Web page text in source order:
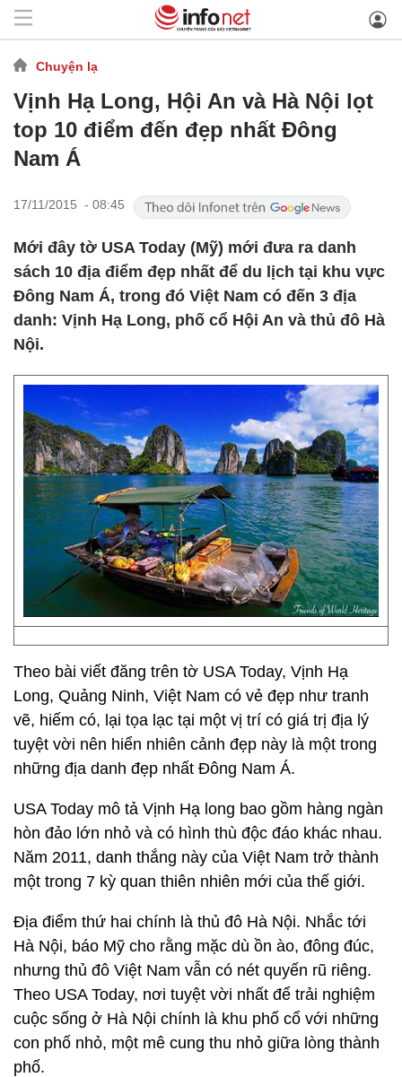
Chuyện lạ
Vịnh Hạ Long, Hội An và Hà Nội lọt
top 10 điểm đến đẹp nhất Đông
Nam Á
17/11/2015 - 08:45
Mới đây tờ USA Today (Mỹ) mới đưa ra danh
sách 10 địa điểm đẹp nhất để du lịch tại khu vực
Đông Nam Á, trong đó Việt Nam có đến 3 địa
danh: Vịnh Hạ Long, phố cổ Hội An và thủ đô Hà
Nội.
Theo bài viết đăng trên tờ USA Today, Vịnh Hạ
Long, Quảng Ninh, Việt Nam có vẻ đẹp như tranh
vẽ, hiếm có, lại tọa lạc tại một vị trí có giá trị địa lý
tuyệt vời nên hiển nhiên cảnh đẹp này là một trong
những địa danh đẹp nhất Đông Nam Á.
USA Today mô tả Vịnh Hạ long bao gồm hàng ngàn
hòn đảo lớn nhỏ và có hình thù độc đáo khác nhau.
Năm 2011, danh thắng này của Việt Nam trở thành
một trong 7 kỳ quan thiên nhiên mới của thế giới.
Địa điểm thứ hai chính là thủ đô Hà Nội. Nhắc tới
Hà Nội, báo Mỹ cho rằng mặc dù ồn ào, đông đúc,
nhưng thủ đô Việt Nam vẫn có nét quyến rũ riêng.
Theo USA Today, nơi tuyệt vời nhất để trải nghiệm
cuộc sống ở Hà Nội chính là khu phố cổ với những
con phố nhỏ, một mê cung thu nhỏ giữa lòng thành
phố.